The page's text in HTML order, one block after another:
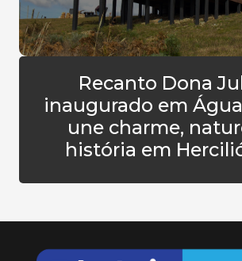
Recanto Dona
inaugurado em
une charme,
história em